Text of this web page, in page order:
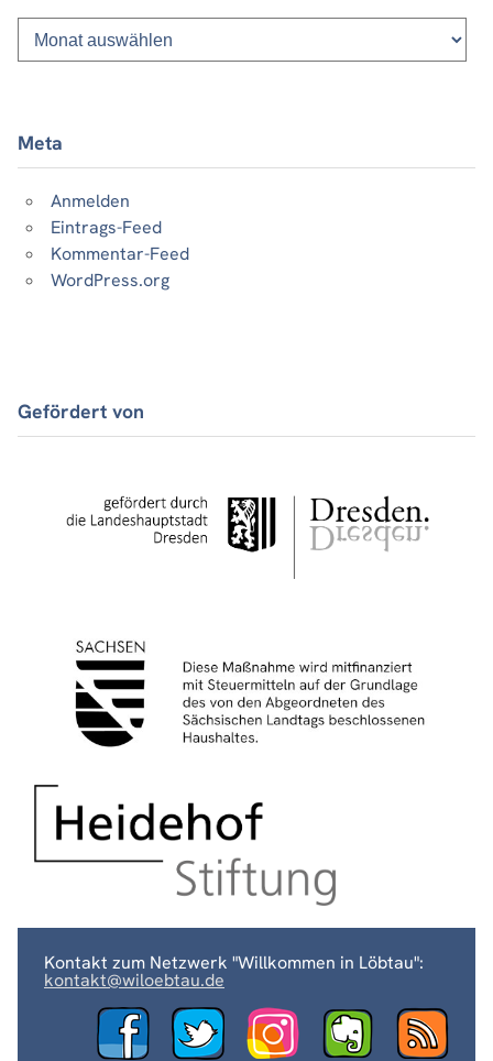
Monatsliste
vergangener
Beiträge
Meta
Anmelden
Eintrags-Feed
Kommentar-Feed
WordPress.org
Gefördert von
Kontakt zum Netzwerk "Willkommen in Löbtau":
kontakt@wiloebtau.de